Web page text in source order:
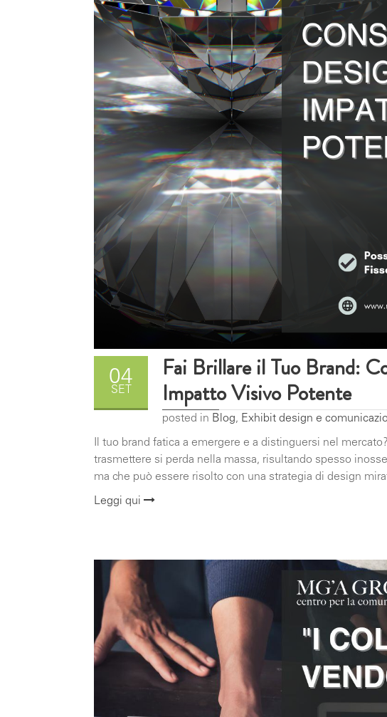
04
SET
Fai Brillare il Tuo Brand:
Impatto Visivo Potente
posted in Blog, Exhibit design e
Il tuo brand fatica a emergere e a distinguersi nel
trasmettere si perda nella massa, risultando spesso
ma che può essere risolto con una strategia di design
Leggi qui